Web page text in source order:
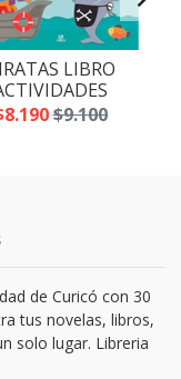
LIBRO
$9.100
de Curicó con 30
tus novelas, libros,
solo lugar. Libreria